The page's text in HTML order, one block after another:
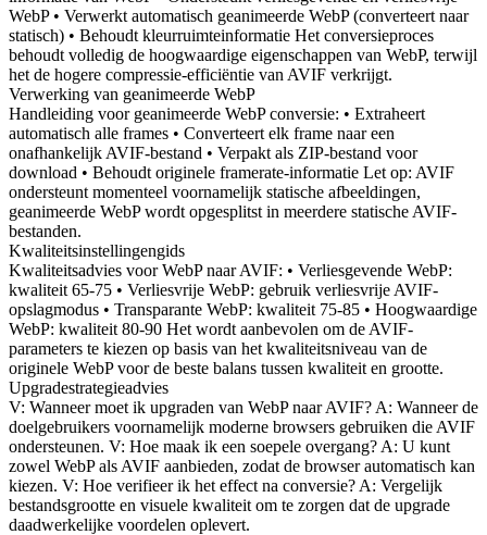
WebP • Verwerkt automatisch geanimeerde WebP (converteert naar
statisch) • Behoudt kleurruimteinformatie Het conversieproces
behoudt volledig de hoogwaardige eigenschappen van WebP, terwijl
het de hogere compressie-efficiëntie van AVIF verkrijgt.
Verwerking van geanimeerde WebP
Handleiding voor geanimeerde WebP conversie: • Extraheert
automatisch alle frames • Converteert elk frame naar een
onafhankelijk AVIF-bestand • Verpakt als ZIP-bestand voor
download • Behoudt originele framerate-informatie Let op: AVIF
ondersteunt momenteel voornamelijk statische afbeeldingen,
geanimeerde WebP wordt opgesplitst in meerdere statische AVIF-
bestanden.
Kwaliteitsinstellingengids
Kwaliteitsadvies voor WebP naar AVIF: • Verliesgevende WebP:
kwaliteit 65-75 • Verliesvrije WebP: gebruik verliesvrije AVIF-
opslagmodus • Transparante WebP: kwaliteit 75-85 • Hoogwaardige
WebP: kwaliteit 80-90 Het wordt aanbevolen om de AVIF-
parameters te kiezen op basis van het kwaliteitsniveau van de
originele WebP voor de beste balans tussen kwaliteit en grootte.
Upgradestrategieadvies
V: Wanneer moet ik upgraden van WebP naar AVIF? A: Wanneer de
doelgebruikers voornamelijk moderne browsers gebruiken die AVIF
ondersteunen. V: Hoe maak ik een soepele overgang? A: U kunt
zowel WebP als AVIF aanbieden, zodat de browser automatisch kan
kiezen. V: Hoe verifieer ik het effect na conversie? A: Vergelijk
bestandsgrootte en visuele kwaliteit om te zorgen dat de upgrade
daadwerkelijke voordelen oplevert.